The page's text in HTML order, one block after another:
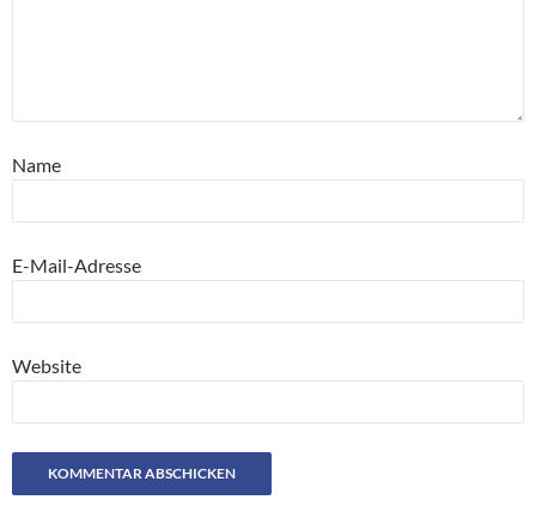
Name
E-Mail-Adresse
Website